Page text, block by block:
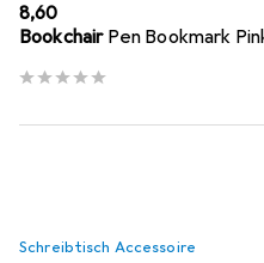
EUR
8,60
Bookchair Pen Bookmark
Schreibtisch Accessoire